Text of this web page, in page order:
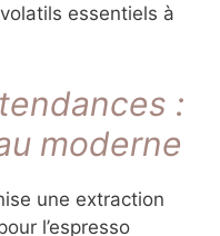
essentiels à
:
moderne
une extraction
l’espresso